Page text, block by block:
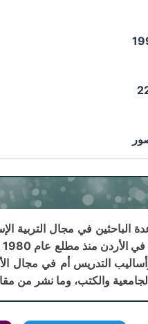
الباحثين في مجال التربية
التدريس أم في مجال
والكتب، وما نشر من